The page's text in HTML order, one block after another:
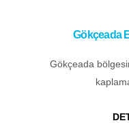
Gökçeada
Gökçeada